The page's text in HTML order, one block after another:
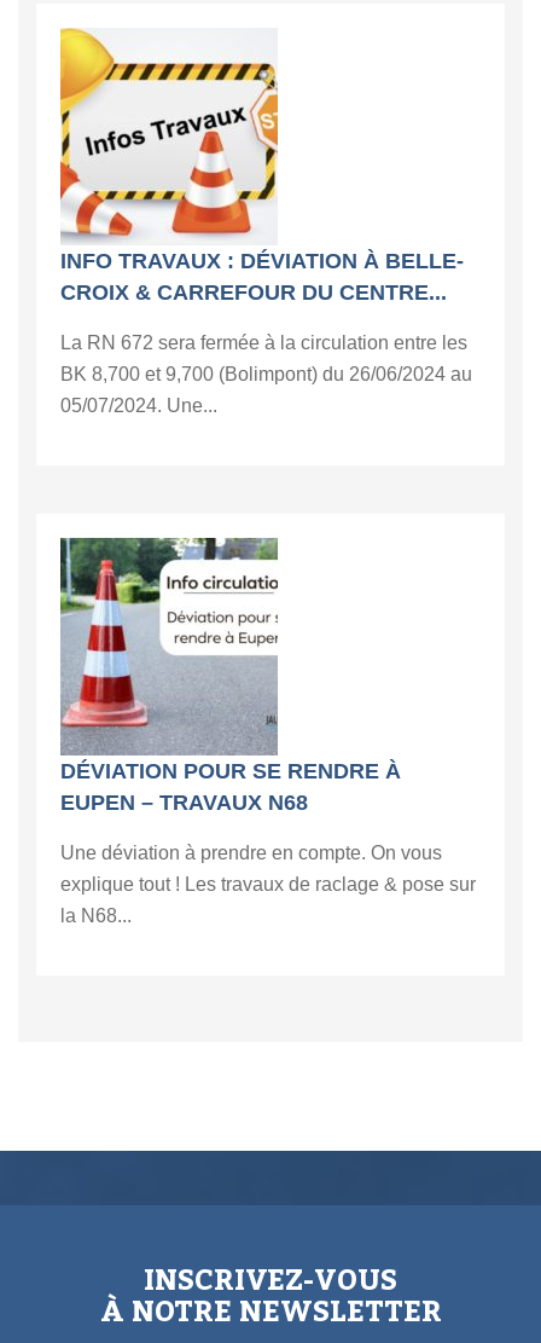
INFO TRAVAUX : DÉVIATION À BELLE-
CROIX & CARREFOUR DU CENTRE...
La RN 672 sera fermée à la circulation entre les
BK 8,700 et 9,700 (Bolimpont) du 26/06/2024 au
05/07/2024. Une...
DÉVIATION POUR SE RENDRE À
EUPEN – TRAVAUX N68
Une déviation à prendre en compte. On vous
explique tout ! Les travaux de raclage & pose sur
la N68...
INSCRIVEZ-VOUS
À NOTRE NEWSLETTER